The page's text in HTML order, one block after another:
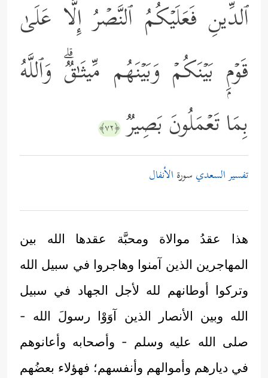
ٱلدِّینِ فَعَلَیۡكُمُ ٱلنَّصۡرُ إِلَّا عَلَىٰ
قَوۡمِۭ بَیۡنَكُمۡ وَبَیۡنَهُم مِّیثَـٰقࣱۗ وَٱللَّهُ
بِمَا تَعۡمَلُونَ بَصِیرࣱ ﴿٧٢﴾
تفسير السعدي سورة الأنفال
هذا عقدُ موالاة ومحبَّة عقدها الله بين
المهاجرين الذين آمنوا وهاجروا في سبيل الله
وتركوا أوطانهم لله لأجل الجهاد في سبيل
الله وبين الأنصار الذين آوَوْا رسولَ الله -
صلى الله عليه وسلم - وأصحابه وأعانوهم
في ديارهم وأموالهم وأنفسهم؛ فهؤلاء بعضُهم